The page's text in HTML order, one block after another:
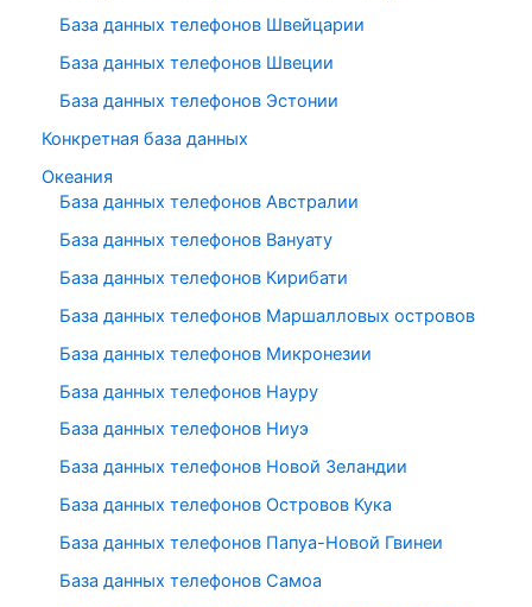
База данных телефонов Швейцарии
База данных телефонов Швеции
База данных телефонов Эстонии
Конкретная база данных
Океания
База данных телефонов Австралии
База данных телефонов Вануату
База данных телефонов Кирибати
База данных телефонов Маршалловых островов
База данных телефонов Микронезии
База данных телефонов Науру
База данных телефонов Ниуэ
База данных телефонов Новой Зеландии
База данных телефонов Островов Кука
База данных телефонов Папуа-Новой Гвинеи
База данных телефонов Самоа